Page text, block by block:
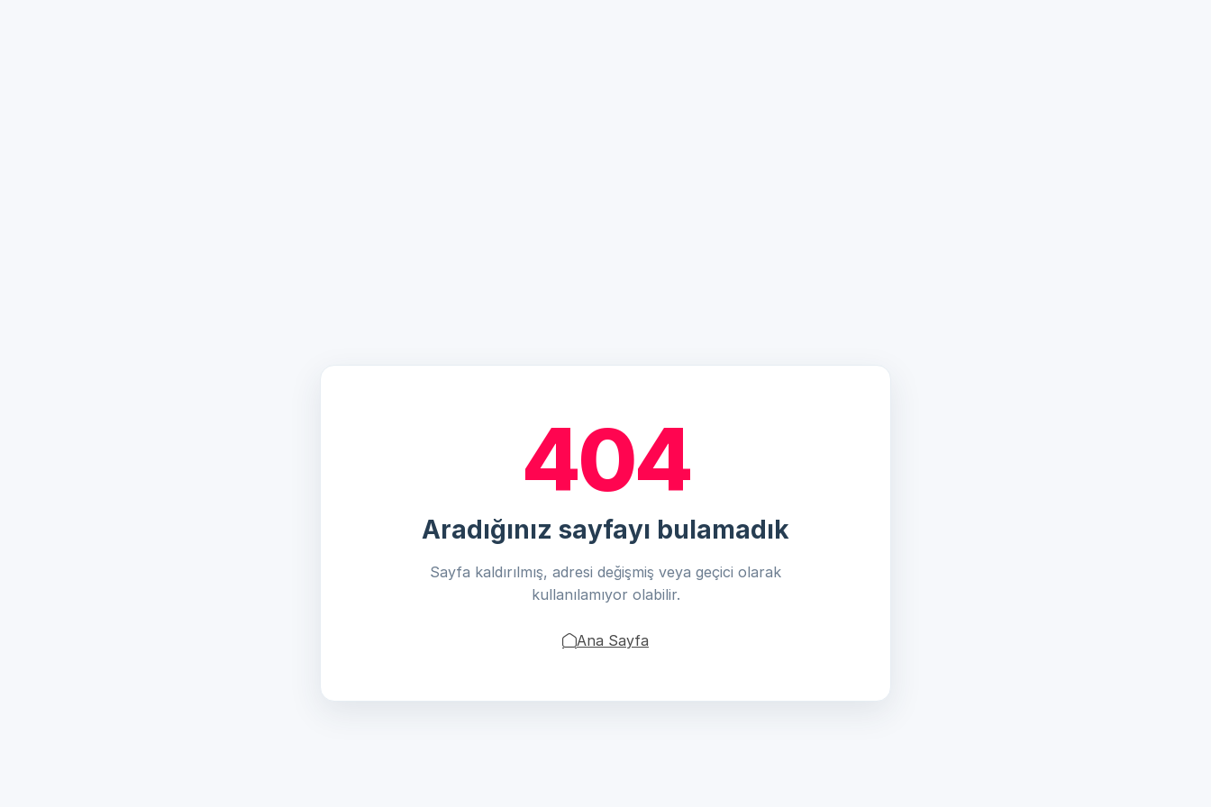
404
Aradığınız sayfayı bulamadık
Sayfa kaldırılmış, adresi değişmiş veya geçici olarak
kullanılamıyor olabilir.
Ana Sayfa